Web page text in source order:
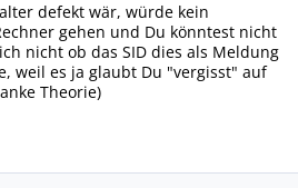
defekt wär, würde kein
gehen und Du könntest nicht
nicht ob das SID dies als Meldung
weil es ja glaubt Du "vergisst" auf
Theorie)